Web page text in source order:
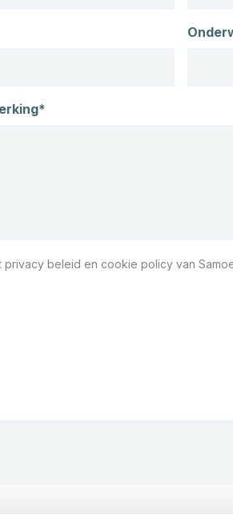
privacy beleid en cookie policy van